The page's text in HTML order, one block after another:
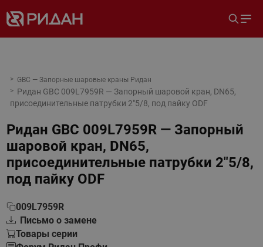
GBC — Запорные шаровые краны Ридан
Ридан GBC 009L7959R — Запорный шаровой кран, DN65,
присоединительные патрубки 2"5/8, под пайку ODF
Ридан GBC 009L7959R — Запорный
шаровой кран, DN65,
присоединительные патрубки 2"5/8,
под пайку ODF
009L7959R
Письмо о замене
Товары серии